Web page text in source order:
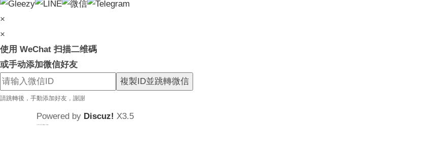
×
×
使用 WeChat 扫描二维碼
或手动添加微信好友
複製ID並跳轉微信
請跳轉後，手動添加好友，謝謝
Powered by Discuz! X3.5